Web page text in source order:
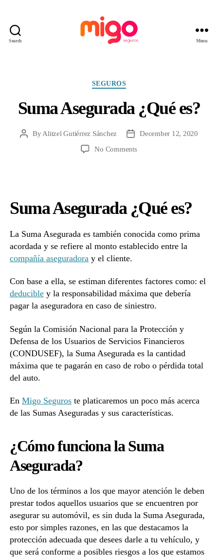
Search Menu
Categories
SEGUROS
Suma Asegurada ¿Qué es?
PostByAlitzel Gutiérrez Sánchez
PostDecember 12, 2020
No Commentson
Suma Asegurada ¿Qué es?
La Suma Asegurada es también conocida como prima
acordada y se refiere al monto establecido entre la
compañía aseguradora y el cliente.
Con base a ella, se estiman diferentes factores como: el
deducible y la responsabilidad máxima que debería
pagar la aseguradora en caso de siniestro.
Según la Comisión Nacional para la Protección y
Defensa de los Usuarios de Servicios Financieros
(CONDUSEF), la Suma Asegurada es la cantidad
máxima que te pagarán en caso de robo o pérdida total
del auto.
En Migo Seguros te platicaremos un poco más acerca
de las Sumas Aseguradas y sus características.
¿Cómo funciona la Suma
Asegurada?
Uno de los términos a los que mayor atención le deben
prestar todos aquellos usuarios que se encuentren por
asegurar su automóvil, es sin duda la Suma Asegurada,
esto por simples razones, en las que destacamos la
protección adecuada que desees darle a tu vehículo, y
que será conforme a posibles riesgos a los que estamos